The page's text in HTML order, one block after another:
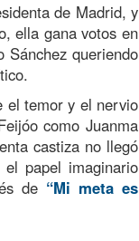
de Madrid, y
ella gana votos en
Sánchez queriendo
el temor y el nervio
como Juanma
castiza no llegó
papel imaginario
de “Mi meta es